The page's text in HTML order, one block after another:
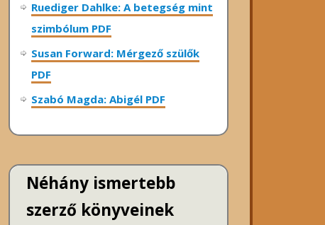
Ruediger Dahlke: A betegség mint
szimbólum PDF
Susan Forward: Mérgező szülők
PDF
Szabó Magda: Abigél PDF
Néhány ismertebb
szerző könyveinek